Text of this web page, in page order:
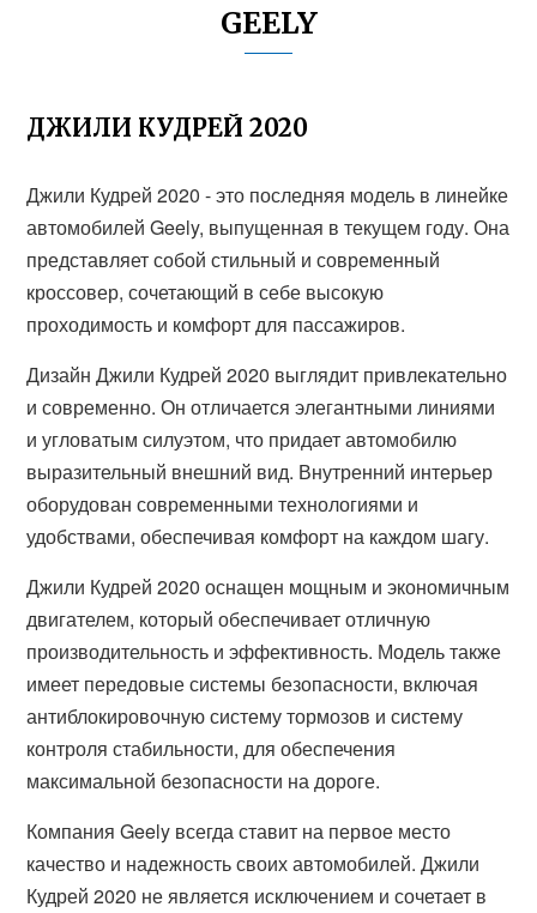
GEELY
ДЖИЛИ КУДРЕЙ 2020
Джили Кудрей 2020 - это последняя модель в линейке
автомобилей Geely, выпущенная в текущем году. Она
представляет собой стильный и современный
кроссовер, сочетающий в себе высокую
проходимость и комфорт для пассажиров.
Дизайн Джили Кудрей 2020 выглядит привлекательно
и современно. Он отличается элегантными линиями
и угловатым силуэтом, что придает автомобилю
выразительный внешний вид. Внутренний интерьер
оборудован современными технологиями и
удобствами, обеспечивая комфорт на каждом шагу.
Джили Кудрей 2020 оснащен мощным и экономичным
двигателем, который обеспечивает отличную
производительность и эффективность. Модель также
имеет передовые системы безопасности, включая
антиблокировочную систему тормозов и систему
контроля стабильности, для обеспечения
максимальной безопасности на дороге.
Компания Geely всегда ставит на первое место
качество и надежность своих автомобилей. Джили
Кудрей 2020 не является исключением и сочетает в